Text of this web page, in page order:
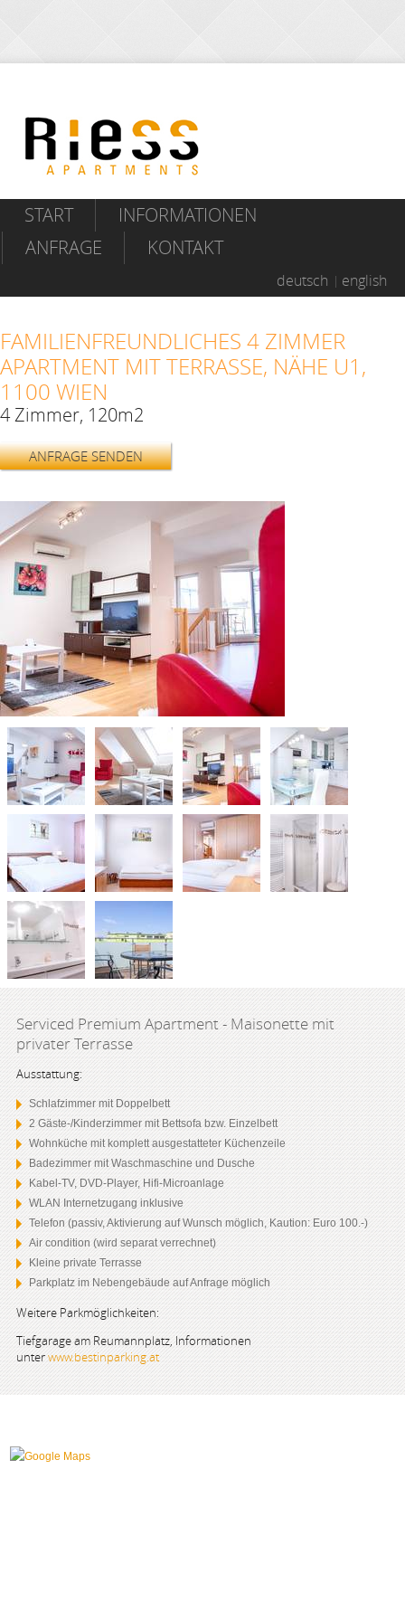
START
INFORMATIONEN
ANFRAGE
KONTAKT
deutsch english
FAMILIENFREUNDLICHES 4 ZIMMER
APARTMENT MIT TERRASSE, NÄHE U1,
1100 WIEN
4 Zimmer, 120m2
ANFRAGE SENDEN
Serviced Premium Apartment - Maisonette mit
privater Terrasse
Ausstattung:
Schlafzimmer mit Doppelbett
2 Gäste-/Kinderzimmer mit Bettsofa bzw. Einzelbett
Wohnküche mit komplett ausgestatteter Küchenzeile
Badezimmer mit Waschmaschine und Dusche
Kabel-TV, DVD-Player, Hifi-Microanlage
WLAN Internetzugang inklusive
Telefon (passiv, Aktivierung auf Wunsch möglich, Kaution: Euro 100.-)
Air condition (wird separat verrechnet)
Kleine private Terrasse
Parkplatz im Nebengebäude auf Anfrage möglich
Weitere Parkmöglichkeiten:
Tiefgarage am Reumannplatz, Informationen
unterwww.bestinparking.at